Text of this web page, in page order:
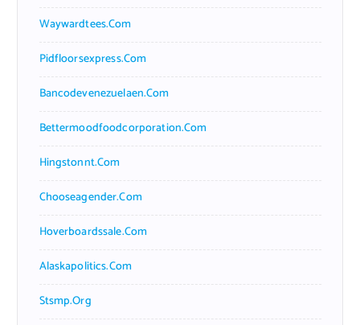
Waywardtees.com
Pidfloorsexpress.com
Bancodevenezuelaen.com
Bettermoodfoodcorporation.com
Hingstonnt.com
Chooseagender.com
Hoverboardssale.com
Alaskapolitics.com
Stsmp.org